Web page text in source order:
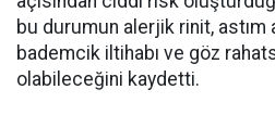
bu durumun alerjik rinit, astım
bademcik iltihabı ve göz
olabileceğini kaydetti.